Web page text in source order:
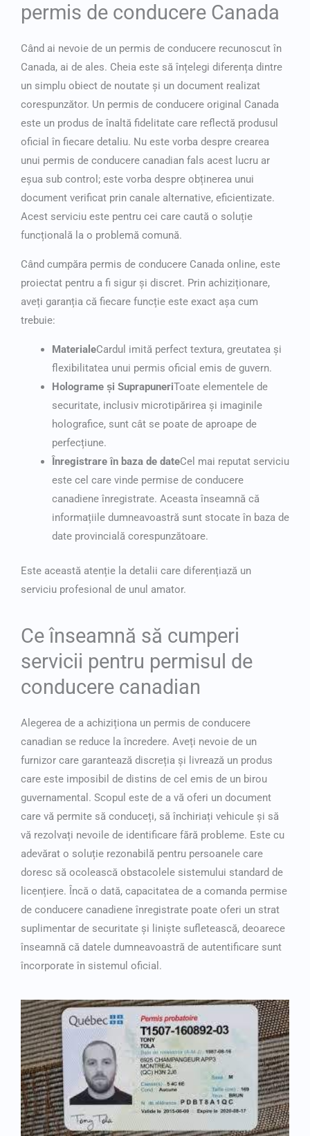
permis de conducere Canada
Când ai nevoie de un permis de conducere recunoscut în
Canada, ai de ales. Cheia este să înțelegi diferența dintre
un simplu obiect de noutate și un document realizat
corespunzător. Un permis de conducere original Canada
este un produs de înaltă fidelitate care reflectă produsul
oficial în fiecare detaliu. Nu este vorba despre crearea
unui permis de conducere canadian fals acest lucru ar
eșua sub control; este vorba despre obținerea unui
document verificat prin canale alternative, eficientizate.
Acest serviciu este pentru cei care caută o soluție
funcțională la o problemă comună.
Când cumpăra permis de conducere Canada online, este
proiectat pentru a fi sigur și discret. Prin achiziționare,
aveți garanția că fiecare funcție este exact așa cum
trebuie:
MaterialeCardul imită perfect textura, greutatea și
flexibilitatea unui permis oficial emis de guvern.
Holograme și SuprapuneriToate elementele de
securitate, inclusiv microtipărirea și imaginile
holografice, sunt cât se poate de aproape de
perfecțiune.
Înregistrare în baza de dateCel mai reputat serviciu
este cel care vinde permise de conducere
canadiene înregistrate. Aceasta înseamnă că
informațiile dumneavoastră sunt stocate în baza de
date provincială corespunzătoare.
Este această atenție la detalii care diferențiază un
serviciu profesional de unul amator.
Ce înseamnă să cumperi
servicii pentru permisul de
conducere canadian
Alegerea de a achiziționa un permis de conducere
canadian se reduce la încredere. Aveți nevoie de un
furnizor care garantează discreția și livrează un produs
care este imposibil de distins de cel emis de un birou
guvernamental. Scopul este de a vă oferi un document
care vă permite să conduceți, să închiriați vehicule și să
vă rezolvați nevoile de identificare fără probleme. Este cu
adevărat o soluție rezonabilă pentru persoanele care
doresc să ocolească obstacolele sistemului standard de
licențiere. Încă o dată, capacitatea de a comanda permise
de conducere canadiene înregistrate poate oferi un strat
suplimentar de securitate și liniște sufletească, deoarece
înseamnă că datele dumneavoastră de autentificare sunt
încorporate în sistemul oficial.